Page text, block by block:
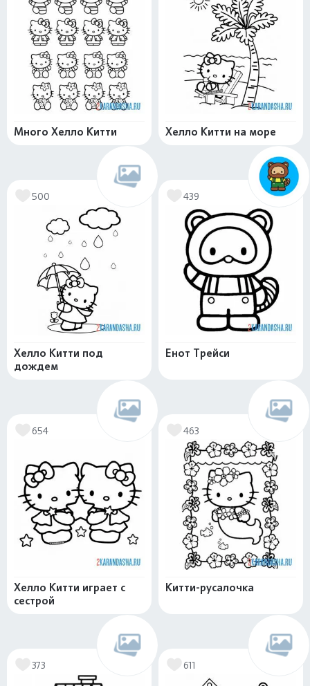
Много Хелло Китти Хелло Китти на море
500
Хелло Китти под
дождем
439
Енот Трейси
654
Хелло Китти играет с
сестрой
463
Китти-русалочка
373 611